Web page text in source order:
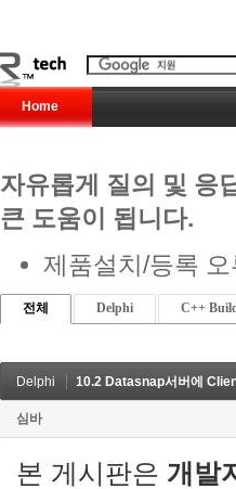
Home
자유롭게 질의 및 응
큰 도움이 됩니다.
제품설치/등록
전체 Delphi C++
Delphi 10.2 Datasnap서버에
심바
본 게시판은 개발